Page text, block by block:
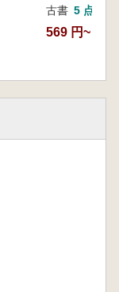
古書 5 点
569 円~